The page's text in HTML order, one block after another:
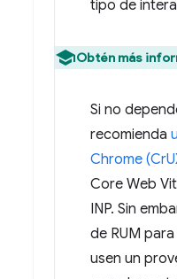
tipo de
Obtén más
Si no
recomienda
Chrome
Core Web
INP. Sin
de RUM
usen un